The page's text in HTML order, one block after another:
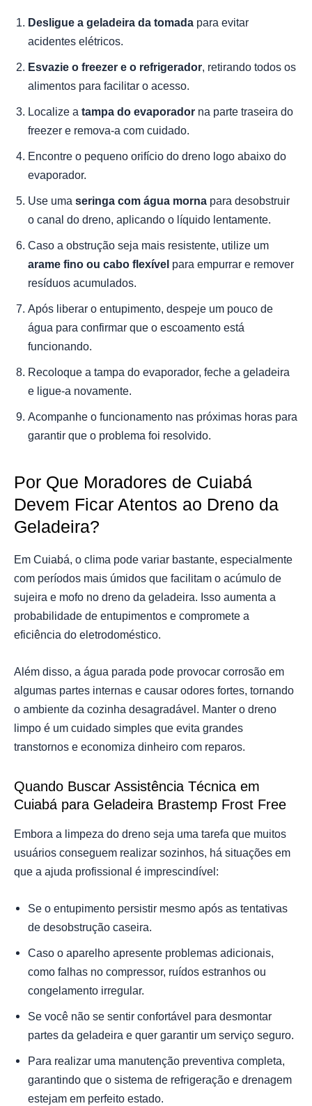
Desligue a geladeira da tomada para evitar
acidentes elétricos.
Esvazie o freezer e o refrigerador, retirando todos os
alimentos para facilitar o acesso.
Localize a tampa do evaporador na parte traseira do
freezer e remova-a com cuidado.
Encontre o pequeno orifício do dreno logo abaixo do
evaporador.
Use uma seringa com água morna para desobstruir
o canal do dreno, aplicando o líquido lentamente.
Caso a obstrução seja mais resistente, utilize um
arame fino ou cabo flexível para empurrar e remover
resíduos acumulados.
Após liberar o entupimento, despeje um pouco de
água para confirmar que o escoamento está
funcionando.
Recoloque a tampa do evaporador, feche a geladeira
e ligue-a novamente.
Acompanhe o funcionamento nas próximas horas para
garantir que o problema foi resolvido.
Por Que Moradores de Cuiabá
Devem Ficar Atentos ao Dreno da
Geladeira?
Em Cuiabá, o clima pode variar bastante, especialmente
com períodos mais úmidos que facilitam o acúmulo de
sujeira e mofo no dreno da geladeira. Isso aumenta a
probabilidade de entupimentos e compromete a
eficiência do eletrodoméstico.
Além disso, a água parada pode provocar corrosão em
algumas partes internas e causar odores fortes, tornando
o ambiente da cozinha desagradável. Manter o dreno
limpo é um cuidado simples que evita grandes
transtornos e economiza dinheiro com reparos.
Quando Buscar Assistência Técnica em
Cuiabá para Geladeira Brastemp Frost Free
Embora a limpeza do dreno seja uma tarefa que muitos
usuários conseguem realizar sozinhos, há situações em
que a ajuda profissional é imprescindível:
Se o entupimento persistir mesmo após as tentativas
de desobstrução caseira.
Caso o aparelho apresente problemas adicionais,
como falhas no compressor, ruídos estranhos ou
congelamento irregular.
Se você não se sentir confortável para desmontar
partes da geladeira e quer garantir um serviço seguro.
Para realizar uma manutenção preventiva completa,
garantindo que o sistema de refrigeração e drenagem
estejam em perfeito estado.